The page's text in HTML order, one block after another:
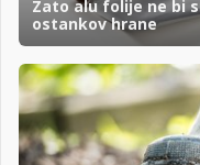
Zato alu folije ne bi
ostankov hrane